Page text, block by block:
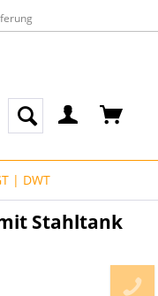
| DWT
Stahltank